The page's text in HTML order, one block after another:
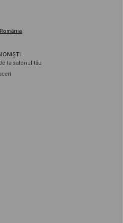
la salonul tău